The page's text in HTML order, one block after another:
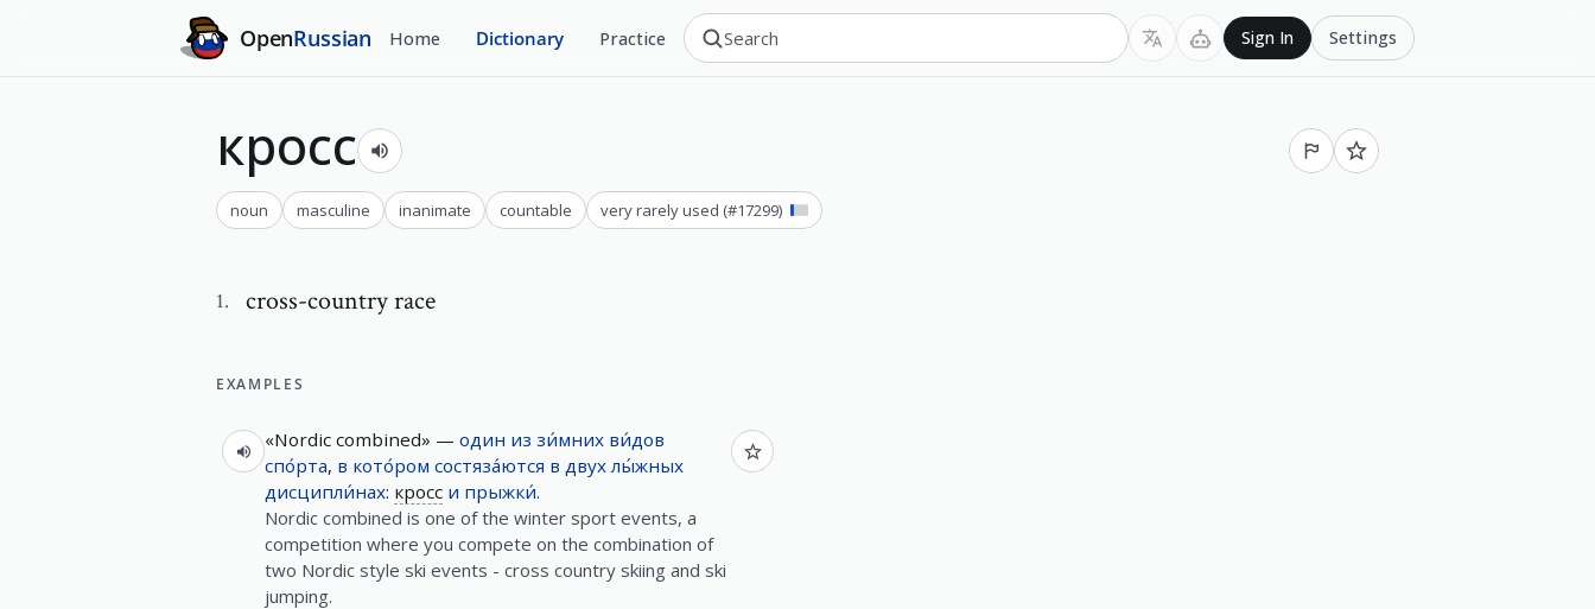
OpenRussian Home Dictionary Practice Sign In Settings
кросс
noun masculine inanimate countable very rarely used (#17299)
1. cross-country race
EXAMPLES
«Nordic combined» — один из зи́мних ви́дов
спо́рта, в кото́ром состяза́ются в двух лы́жных
дисципли́нах: кросс и прыжки́.
Nordic combined is one of the winter sport events, a
competition where you compete on the combination of
two Nordic style ski events - cross country skiing and ski
jumping.